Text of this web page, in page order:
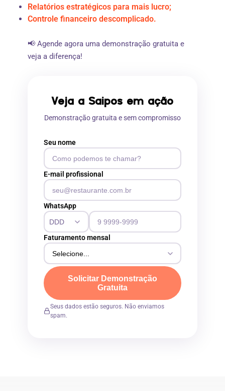
Relatórios estratégicos para mais lucro;
Controle financeiro descomplicado.
📢 Agende agora uma demonstração gratuita e
veja a diferença!
Veja a Saipos em ação
Demonstração gratuita e sem compromisso
Seu nome
E-mail profissional
WhatsApp
Faturamento mensal
Solicitar Demonstração
Gratuita
Seus dados estão seguros. Não enviamos
spam.